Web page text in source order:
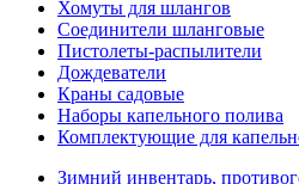
Хомуты для шлангов
Соединители шланговые
Пистолеты-распылители
Дождеватели
Краны садовые
Наборы капельного полива
Комплектующие для
Зимний инвентарь,